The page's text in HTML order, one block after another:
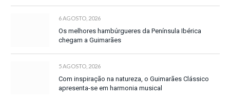
6 AGOSTO, 2026
Os melhores hambúrgueres da Península Ibérica
chegam a Guimarães
5 AGOSTO, 2026
Com inspiração na natureza, o Guimarães Clássico
apresenta-se em harmonia musical